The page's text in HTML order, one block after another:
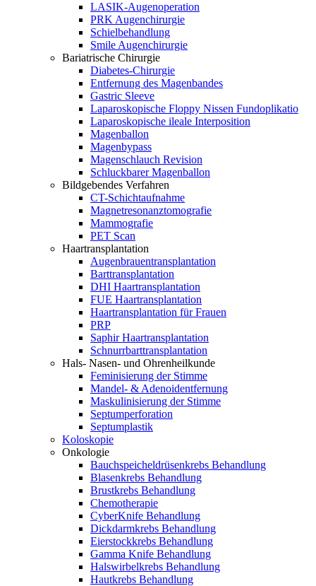
LASIK-Augenoperation
PRK Augenchirurgie
Schielbehandlung
Smile Augenchirurgie
Bariatrische Chirurgie
Diabetes-Chirurgie
Entfernung des Magenbandes
Gastric Sleeve
Laparoskopische Floppy Nissen Fundoplikatio
Laparoskopische ileale Interposition
Magenballon
Magenbypass
Magenschlauch Revision
Schluckbarer Magenballon
Bildgebendes Verfahren
CT-Schichtaufnahme
Magnetresonanztomografie
Mammografie
PET Scan
Haartransplantation
Augenbrauentransplantation
Barttransplantation
DHI Haartransplantation
FUE Haartransplantation
Haartransplantation für Frauen
PRP
Saphir Haartransplantation
Schnurrbarttransplantation
Hals- Nasen- und Ohrenheilkunde
Feminisierung der Stimme
Mandel- & Adenoidentfernung
Maskulinisierung der Stimme
Septumperforation
Septumplastik
Koloskopie
Onkologie
Bauchspeicheldrüsenkrebs Behandlung
Blasenkrebs Behandlung
Brustkrebs Behandlung
Chemotherapie
CyberKnife Behandlung
Dickdarmkrebs Behandlung
Eierstockkrebs Behandlung
Gamma Knife Behandlung
Halswirbelkrebs Behandlung
Hautkrebs Behandlung